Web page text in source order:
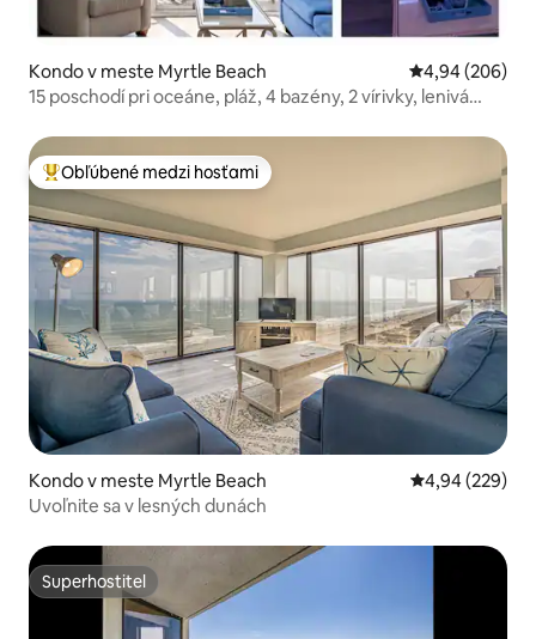
Kondo v meste Myrtle Beach Priemerné
4,94 (206)
15 poschodí pri oceáne, pláž, 4 bazény, 2 vírivky, lenivá
Najobľúbenejšie medzi hosťami
Obľúbené medzi hosťami
Kondo v meste Myrtle Beach Priemerné
4,94 (229)
Uvoľnite sa v lesných dunách
Superhostiteľ
Superhostiteľ